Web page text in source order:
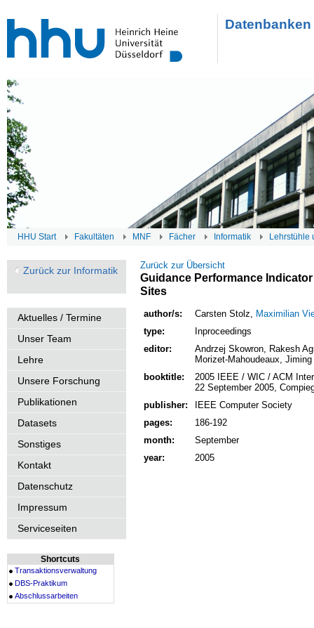
HHU Start Fakultäten MNF Fächer Informatik Lehrstühle
Zurück zur Informatik
Aktuelles / Termine
Unser Team
Lehre
Unsere Forschung
Publikationen
Datasets
Sonstiges
Kontakt
Datenschutz
Impressum
Serviceseiten
Shortcuts
Transaktionsverwaltung
DBS-Praktikum
Abschlussarbeiten
Zurück zur Übersicht
Guidance Performance
Sites
author/s: Carsten Stolz, Maximilian
type:
Inproceedings
editor:
Andrzej Skowron, Rakesh
Morizet-Mahoudeaux,
booktitle:
2005 IEEE / WIC / ACM
22 September 2005,
publisher:
IEEE Computer Society
pages:
186-192
month:
September
year:
2005